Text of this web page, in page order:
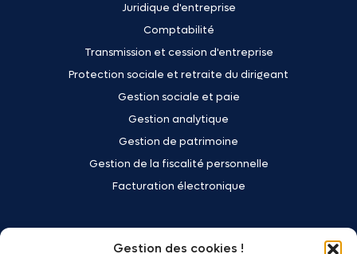
Gestion des cookies !
Juridique d'entreprise
Comptabilité
Transmission et cession d'entreprise
Protection sociale et retraite du dirigeant
Gestion sociale et paie
Gestion analytique
Gestion de patrimoine
Gestion de la fiscalité personnelle
Facturation électronique
Votre activité